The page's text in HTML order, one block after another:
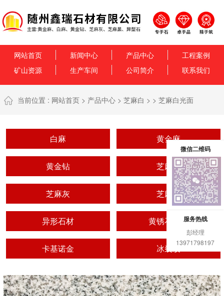
网站首页 新闻中心 产品中心
工程案例
矿山资源
生产车间 公司简介 联系我们
当前位置 : 网站首页 > 产品中心 >芝麻白 > >芝麻白光面
白麻 黄金麻
黄金钻 芝麻黑
芝麻灰 芝麻白
异形石材 黄锈石系列
卡基诺金 冰裂纹
微信二维码
服务热线
彭经理
13971798197